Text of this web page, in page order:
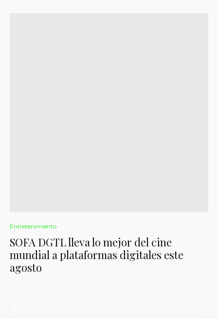
Entretenimiento
SOFA DGTL lleva lo mejor del cine
mundial a plataformas digitales este
agosto